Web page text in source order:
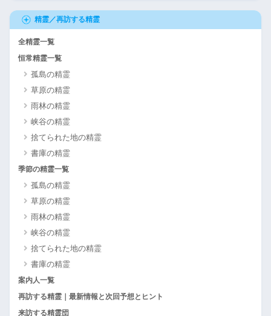
精霊／再訪する精霊
全精霊一覧
恒常精霊一覧
孤島の精霊
草原の精霊
雨林の精霊
峡谷の精霊
捨てられた地の精霊
書庫の精霊
季節の精霊一覧
孤島の精霊
草原の精霊
雨林の精霊
峡谷の精霊
捨てられた地の精霊
書庫の精霊
案内人一覧
再訪する精霊｜最新情報と次回予想とヒント
来訪する精霊団